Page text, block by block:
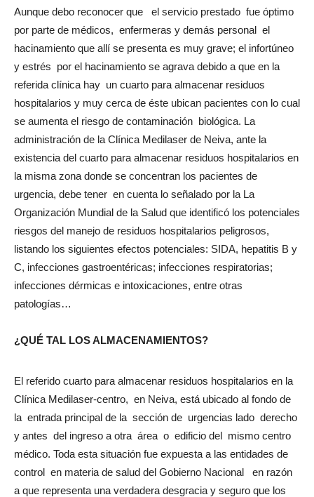
Aunque debo reconocer que el servicio prestado fue óptimo
por parte de médicos, enfermeras y demás personal el
hacinamiento que allí se presenta es muy grave; el infortúneo
y estrés por el hacinamiento se agrava debido a que en la
referida clínica hay un cuarto para almacenar residuos
hospitalarios y muy cerca de éste ubican pacientes con lo cual
se aumenta el riesgo de contaminación biológica. La
administración de la Clínica Medilaser de Neiva, ante la
existencia del cuarto para almacenar residuos hospitalarios en
la misma zona donde se concentran los pacientes de
urgencia, debe tener en cuenta lo señalado por la La
Organización Mundial de la Salud que identificó los potenciales
riesgos del manejo de residuos hospitalarios peligrosos,
listando los siguientes efectos potenciales: SIDA, hepatitis B y
C, infecciones gastroentéricas; infecciones respiratorias;
infecciones dérmicas e intoxicaciones, entre otras
patologías…
¿QUÉ TAL LOS ALMACENAMIENTOS?
El referido cuarto para almacenar residuos hospitalarios en la
Clínica Medilaser-centro, en Neiva, está ubicado al fondo de
la entrada principal de la sección de urgencias lado derecho
y antes del ingreso a otra área o edificio del mismo centro
médico. Toda esta situación fue expuesta a las entidades de
control en materia de salud del Gobierno Nacional en razón
a que representa una verdadera desgracia y seguro que los